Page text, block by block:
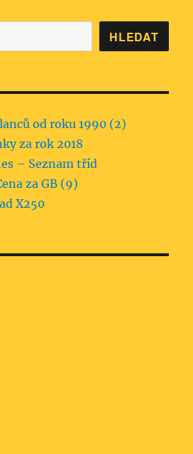
HLEDAT
od roku 1990 (2)
za rok 2018
– Seznam tříd
za GB (9)
X250